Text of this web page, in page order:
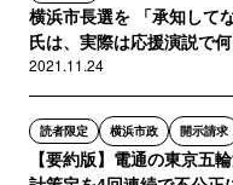
横浜市長選を 「承知して
氏は、実際は応援演説で
2021.11.24
読者限定 横浜市政 開示請求
【要約版】電通の東京五